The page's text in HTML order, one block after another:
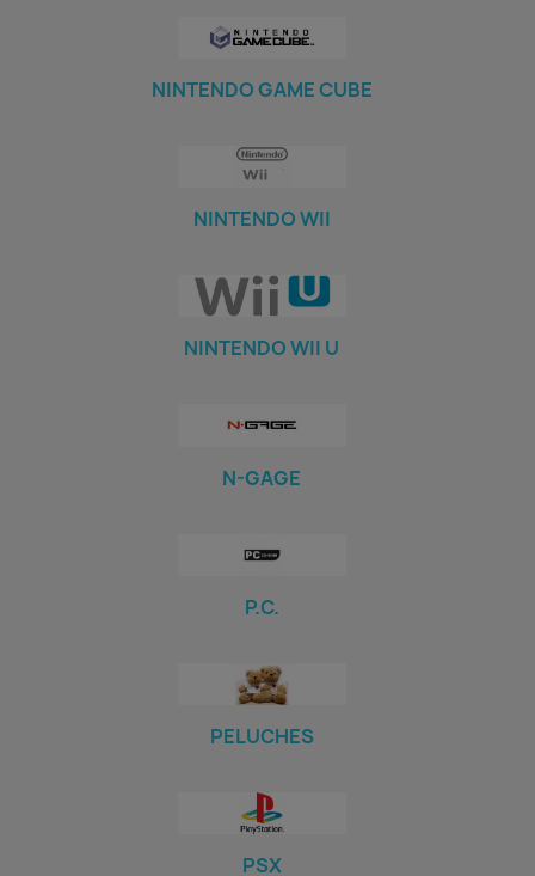
NINTENDO GAME CUBE
NINTENDO WII
NINTENDO WII U
N-GAGE
P.C.
PELUCHES
PSX